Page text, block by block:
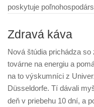
poskytuje
Zdravá káva
Nová štúdia prichádza
továrne na energiu a
na to výskumníci z
Düsseldorfe. Tí dávali
deň v priebehu 10 dní, a